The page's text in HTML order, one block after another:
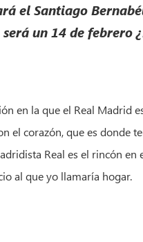
el Santiago
un 14 de febrero
en la que el Real Madrid
el corazón, que es donde
Real es el rincón
al que yo llamaría hogar.